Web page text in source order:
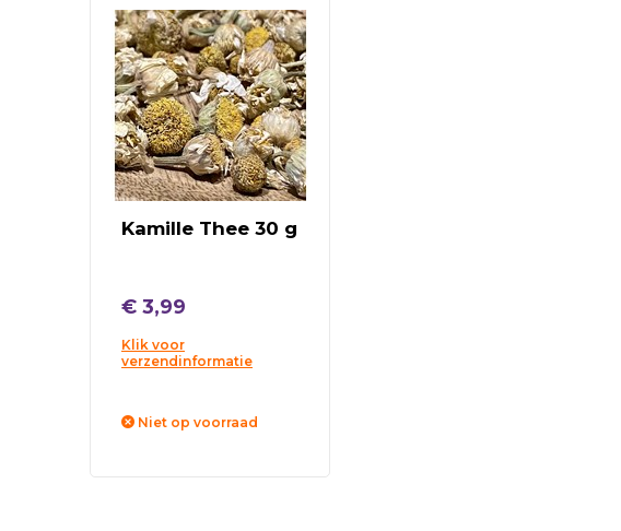
Kamille Thee 30 g
€ 3,99
Klik voor
verzendinformatie
Niet op voorraad